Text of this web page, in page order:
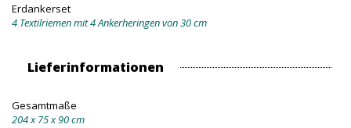
Erdankerset
4 Textilriemen mit 4 Ankerheringen von 30 cm
Lieferinformationen
Gesamtmaße
204 x 75 x 90 cm